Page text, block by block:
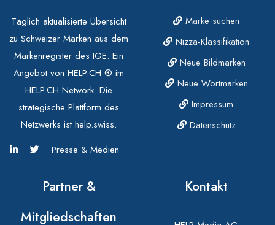
Täglich aktualisierte Übersicht
zu Schweizer Marken aus dem
Markenregister des IGE. Ein
Angebot von HELP.CH ® im
HELP.CH Network. Die
strategische Plattform des
Netzwerks ist help.swiss.
Presse & Medien
Marke suchen
Nizza-Klassifikation
Neue Bildmarken
Neue Wortmarken
Impressum
Datenschutz
Partner &
Mitgliedschaften
Kontakt